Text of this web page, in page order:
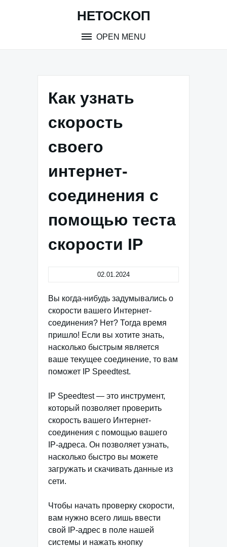
НЕТОСКОП
OPEN MENU
Как узнать
скорость
своего
интернет-
соединения с
помощью теста
скорости IP
02.01.2024
Вы когда-нибудь задумывались о
скорости вашего Интернет-
соединения? Нет? Тогда время
пришло! Если вы хотите знать,
насколько быстрым является
ваше текущее соединение, то вам
поможет IP Speedtest.
IP Speedtest — это инструмент,
который позволяет проверить
скорость вашего Интернет-
соединения с помощью вашего
IP-адреса. Он позволяет узнать,
насколько быстро вы можете
загружать и скачивать данные из
сети.
Чтобы начать проверку скорости,
вам нужно всего лишь ввести
свой IP-адрес в поле нашей
системы и нажать кнопку